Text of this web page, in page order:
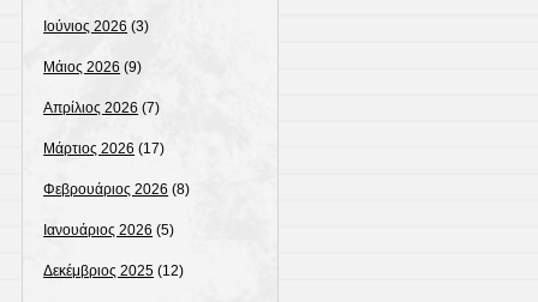
Ιούνιος 2026 (3)
Μάιος 2026 (9)
Απρίλιος 2026 (7)
Μάρτιος 2026 (17)
Φεβρουάριος 2026 (8)
Ιανουάριος 2026 (5)
Δεκέμβριος 2025 (12)